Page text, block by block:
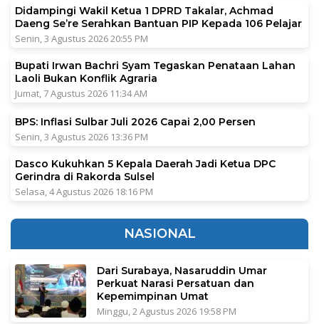
Didampingi Wakil Ketua 1 DPRD Takalar, Achmad
Daeng Se’re Serahkan Bantuan PIP Kepada 106 Pelajar
Senin, 3 Agustus 2026 20:55 PM
Bupati Irwan Bachri Syam Tegaskan Penataan Lahan
Laoli Bukan Konflik Agraria
Jumat, 7 Agustus 2026 11:34 AM
BPS: Inflasi Sulbar Juli 2026 Capai 2,00 Persen
Senin, 3 Agustus 2026 13:36 PM
Dasco Kukuhkan 5 Kepala Daerah Jadi Ketua DPC
Gerindra di Rakorda Sulsel
Selasa, 4 Agustus 2026 18:16 PM
NASIONAL
Dari Surabaya, Nasaruddin Umar
Perkuat Narasi Persatuan dan
Kepemimpinan Umat
Minggu, 2 Agustus 2026 19:58 PM